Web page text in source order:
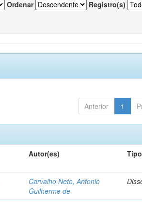
Ordenar Registro(s)
Anterior 1
Autor(es) Tipo
Carvalho Neto, Antonio
Guilherme de